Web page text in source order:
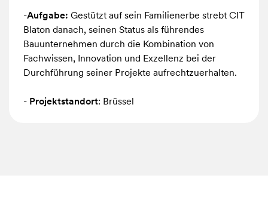
Projekt
veranschaulicht
mögliche
Harmonie
wiederverwendeten
-Aufgabe: Gestützt auf sein Familienerbe strebt CIT
Blaton danach, seinen Status als führendes
Bauunternehmen durch die Kombination von
Fachwissen, Innovation und Exzellenz bei der
Durchführung seiner Projekte aufrechtzuerhalten.
- Projektstandort: Brüssel